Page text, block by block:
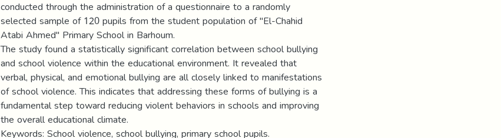
conducted through the administration of a questionnaire to a randomly
selected sample of 120 pupils from the student population of "El-Chahid
Atabi Ahmed" Primary School in Barhoum.
The study found a statistically significant correlation between school bullying
and school violence within the educational environment. It revealed that
verbal, physical, and emotional bullying are all closely linked to manifestations
of school violence. This indicates that addressing these forms of bullying is a
fundamental step toward reducing violent behaviors in schools and improving
the overall educational climate.
Keywords: School violence, school bullying, primary school pupils.